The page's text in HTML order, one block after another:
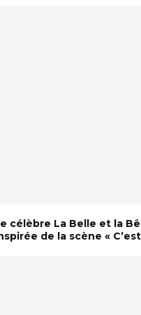
célèbre La Belle et la
de la scène «